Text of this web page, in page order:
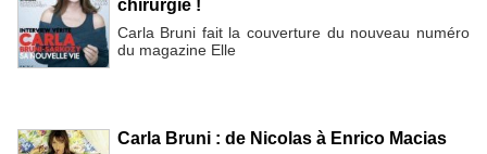
chirurgie !
Carla Bruni fait la couverture du nouveau numéro
du magazine Elle
Carla Bruni : de Nicolas à Enrico Macias